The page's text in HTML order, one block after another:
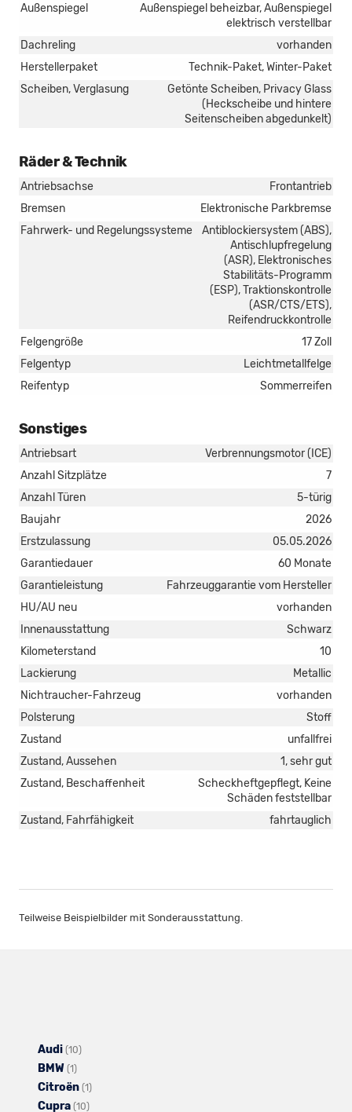
Außenspiegel
Außenspiegel beheizbar, Außenspiegel
elektrisch verstellbar
Dachreling
vorhanden
Herstellerpaket
Technik-Paket, Winter-Paket
Scheiben, Verglasung
Getönte Scheiben, Privacy Glass
(Heckscheibe und hintere
Seitenscheiben abgedunkelt)
Räder & Technik
Antriebsachse
Frontantrieb
Bremsen
Elektronische Parkbremse
Fahrwerk- und Regelungssysteme
Antiblockiersystem (ABS),
Antischlupfregelung
(ASR), Elektronisches
Stabilitäts-Programm
(ESP), Traktionskontrolle
(ASR/CTS/ETS),
Reifendruckkontrolle
Felgengröße
17 Zoll
Felgentyp
Leichtmetallfelge
Reifentyp
Sommerreifen
Sonstiges
Antriebsart
Verbrennungsmotor (ICE)
Anzahl Sitzplätze
7
Anzahl Türen
5-türig
Baujahr
2026
Erstzulassung
05.05.2026
Garantiedauer
60 Monate
Garantieleistung
Fahrzeuggarantie vom Hersteller
HU/AU neu
vorhanden
Innenausstattung
Schwarz
Kilometerstand
10
Lackierung
Metallic
Nichtraucher-Fahrzeug
vorhanden
Polsterung
Stoff
Zustand
unfallfrei
Zustand, Aussehen
1, sehr gut
Zustand, Beschaffenheit
Scheckheftgepflegt, Keine
Schäden feststellbar
Zustand, Fahrfähigkeit
fahrtauglich
Teilweise Beispielbilder mit Sonderausstattung.
Audi (10)
von
Audi
BMW (1)
Fahrzeuge
von
Citroën (1)
Cupra (10)